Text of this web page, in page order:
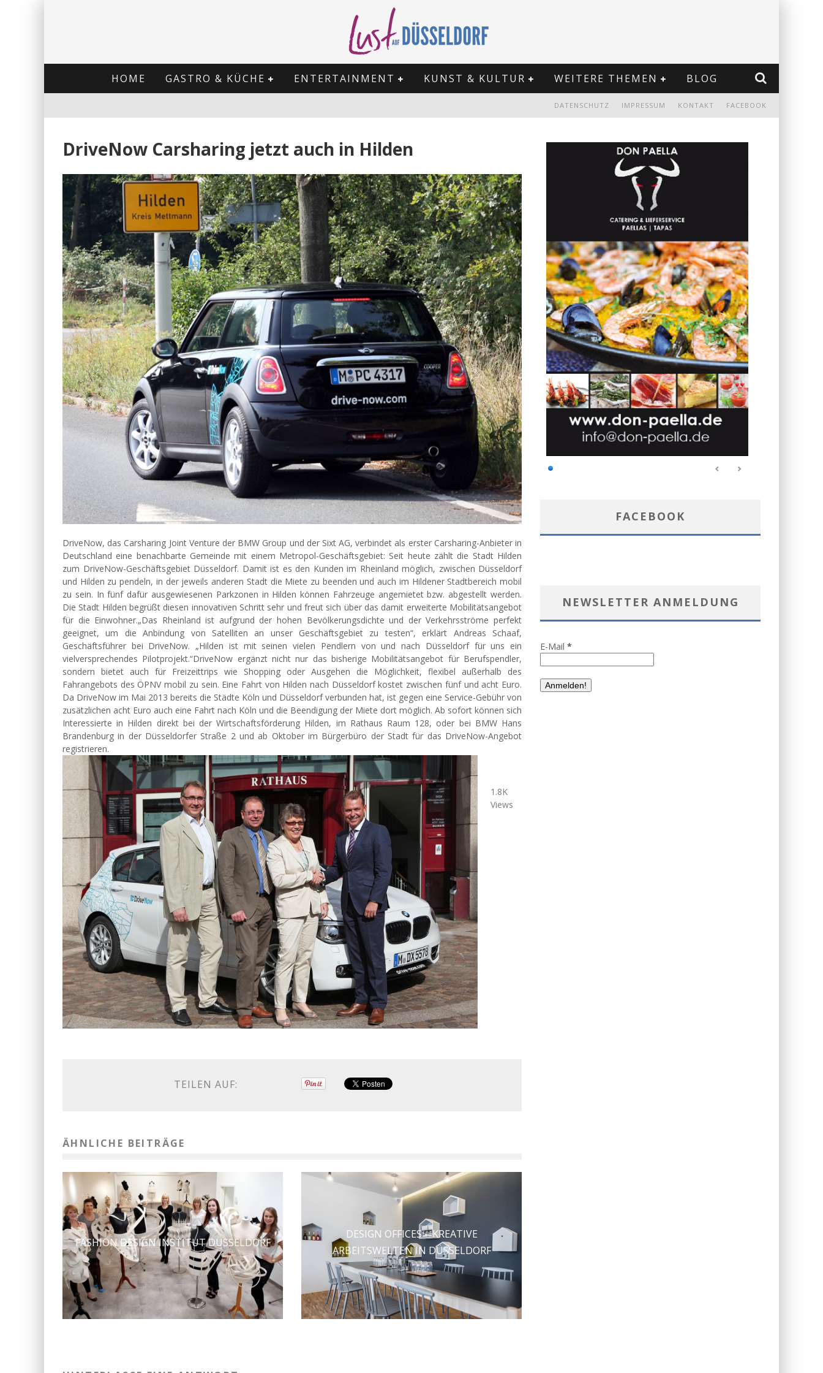
HOME GASTRO & KÜCHE ENTERTAINMENT KUNST & KULTUR WEITERE THEMEN BLOG
FACEBOOK
KONTAKT
IMPRESSUM
DATENSCHUTZ
DriveNow Carsharing jetzt auch in Hilden
DriveNow, das Carsharing Joint Venture der BMW Group und der Sixt AG, verbindet als erster Carsharing-Anbieter in
Deutschland eine benachbarte Gemeinde mit einem Metropol-Geschäftsgebiet: Seit heute zählt die Stadt Hilden
zum DriveNow-Geschäftsgebiet Düsseldorf. Damit ist es den Kunden im Rheinland möglich, zwischen Düsseldorf
und Hilden zu pendeln, in der jeweils anderen Stadt die Miete zu beenden und auch im Hildener Stadtbereich mobil
zu sein. In fünf dafür ausgewiesenen Parkzonen in Hilden können Fahrzeuge angemietet bzw. abgestellt werden.
Die Stadt Hilden begrüßt diesen innovativen Schritt sehr und freut sich über das damit erweiterte Mobilitätsangebot
für die Einwohner.„Das Rheinland ist aufgrund der hohen Bevölkerungsdichte und der Verkehrsströme perfekt
geeignet, um die Anbindung von Satelliten an unser Geschäftsgebiet zu testen“, erklärt Andreas Schaaf,
Geschäftsführer bei DriveNow. „Hilden ist mit seinen vielen Pendlern von und nach Düsseldorf für uns ein
vielversprechendes Pilotprojekt.“DriveNow ergänzt nicht nur das bisherige Mobilitätsangebot für Berufspendler,
sondern bietet auch für Freizeittrips wie Shopping oder Ausgehen die Möglichkeit, flexibel außerhalb des
Fahrangebots des ÖPNV mobil zu sein. Eine Fahrt von Hilden nach Düsseldorf kostet zwischen fünf und acht Euro.
Da DriveNow im Mai 2013 bereits die Städte Köln und Düsseldorf verbunden hat, ist gegen eine Service-Gebühr von
zusätzlichen acht Euro auch eine Fahrt nach Köln und die Beendigung der Miete dort möglich. Ab sofort können sich
Interessierte in Hilden direkt bei der Wirtschaftsförderung Hilden, im Rathaus Raum 128, oder bei BMW Hans
Brandenburg in der Düsseldorfer Straße 2 und ab Oktober im Bürgerbüro der Stadt für das DriveNow-Angebot
registrieren.
1.8K
Views
TEILEN AUF:
ÄHNLICHE BEITRÄGE
FASHION DESIGN INSTITUT DÜSSELDORF
DESIGN OFFICES – KREATIVE
ARBEITSWELTEN IN DÜSSELDORF
FACEBOOK
NEWSLETTER ANMELDUNG
E-Mail *